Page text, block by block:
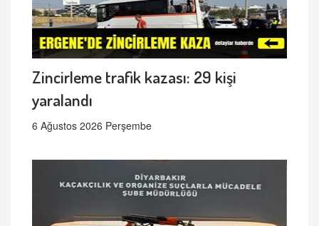
Zincirleme trafik kazası: 29 kişi
yaralandı
6 Ağustos 2026 Perşembe